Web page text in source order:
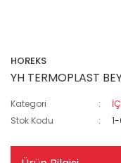
HOREKS
YH TERMOPLAST
Kategori
Stok Kodu